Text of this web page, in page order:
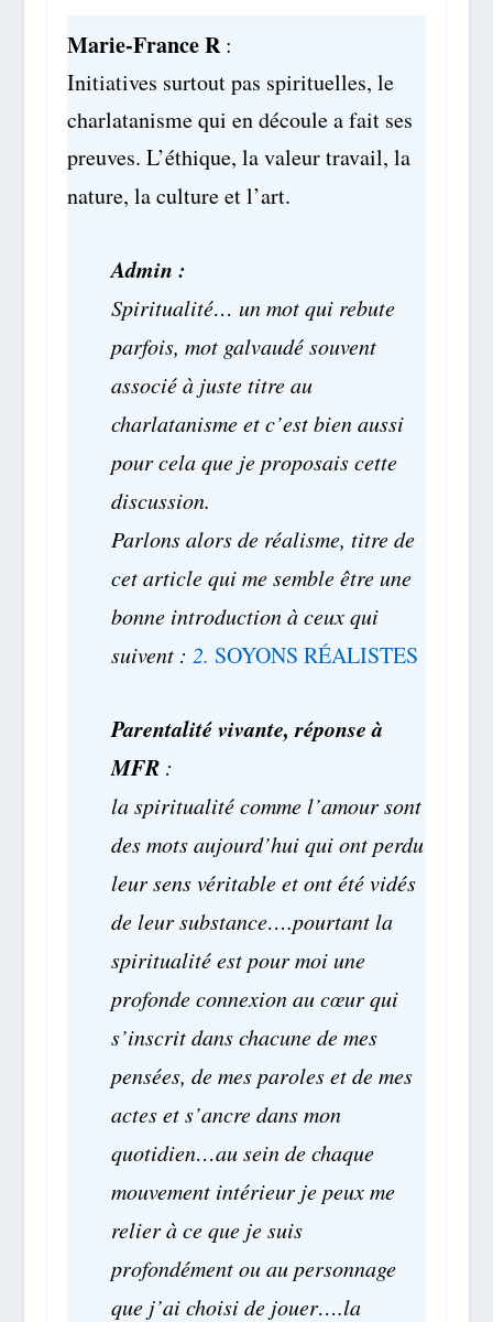
Marie-France R:
Initiatives surtout pas spirituelles, le
charlatanisme qui en découle a fait ses
preuves. L’éthique, la valeur travail, la
nature, la culture et l’art.
Admin :
Spiritualité… un mot qui rebute
parfois, mot galvaudé souvent
associé à juste titre au
charlatanisme et c’est bien aussi
pour cela que je proposais cette
discussion.
Parlons alors de réalisme, titre de
cet article qui me semble être une
bonne introduction à ceux qui
suivent : 2. SOYONS RÉALISTES
Parentalité vivante, réponse à
MFR:
la spiritualité comme l’amour sont
des mots aujourd’hui qui ont perdu
leur sens véritable et ont été vidés
de leur substance….pourtant la
spiritualité est pour moi une
profonde connexion au cœur qui
s’inscrit dans chacune de mes
pensées, de mes paroles et de mes
actes et s’ancre dans mon
quotidien…au sein de chaque
mouvement intérieur je peux me
relier à ce que je suis
profondément ou au personnage
que j’ai choisi de jouer….la